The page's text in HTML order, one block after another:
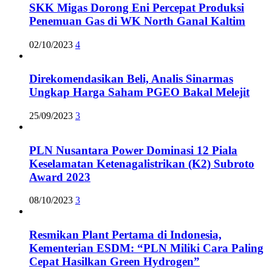
SKK Migas Dorong Eni Percepat Produksi
Penemuan Gas di WK North Ganal Kaltim
02/10/2023 4
Direkomendasikan Beli, Analis Sinarmas
Ungkap Harga Saham PGEO Bakal Melejit
25/09/2023 3
PLN Nusantara Power Dominasi 12 Piala
Keselamatan Ketenagalistrikan (K2) Subroto
Award 2023
08/10/2023 3
Resmikan Plant Pertama di Indonesia,
Kementerian ESDM: “PLN Miliki Cara Paling
Cepat Hasilkan Green Hydrogen”